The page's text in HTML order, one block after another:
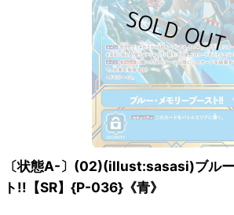
〔状態A-〕(02)(illust:sasasi)ブル
ト!!【SR】{P-036}《青》